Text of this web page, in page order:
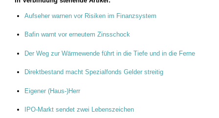
Aufseher warnen vor Risiken im Finanzsystem
Bafin warnt vor erneutem Zinsschock
Der Weg zur Wärmewende führt in die Tiefe und in die Ferne
Direktbestand macht Spezialfonds Gelder streitig
Eigener (Haus-)Herr
IPO-Markt sendet zwei Lebenszeichen